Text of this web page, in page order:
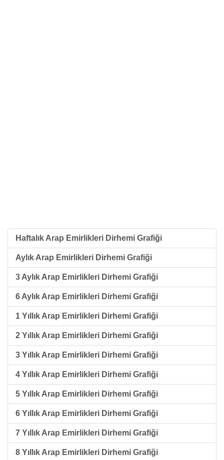
Haftalık Arap Emirlikleri Dirhemi Grafiği
Aylık Arap Emirlikleri Dirhemi Grafiği
3 Aylık Arap Emirlikleri Dirhemi Grafiği
6 Aylık Arap Emirlikleri Dirhemi Grafiği
1 Yıllık Arap Emirlikleri Dirhemi Grafiği
2 Yıllık Arap Emirlikleri Dirhemi Grafiği
3 Yıllık Arap Emirlikleri Dirhemi Grafiği
4 Yıllık Arap Emirlikleri Dirhemi Grafiği
5 Yıllık Arap Emirlikleri Dirhemi Grafiği
6 Yıllık Arap Emirlikleri Dirhemi Grafiği
7 Yıllık Arap Emirlikleri Dirhemi Grafiği
8 Yıllık Arap Emirlikleri Dirhemi Grafiği